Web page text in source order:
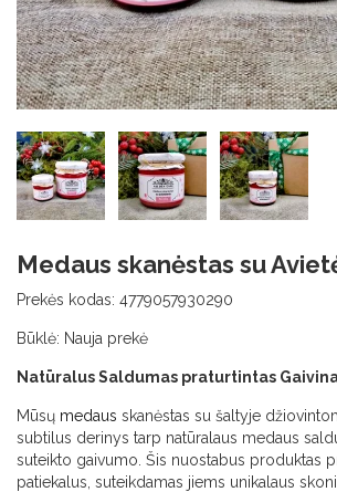
Medaus skanėstas su
Prekės kodas: 4779057930290
Būklė: Nauja prekė
Natūralus Saldumas praturtintas
Mūsų medaus skanėstas su šaltyje
subtilus derinys tarp natūralaus medaus
suteikto gaivumo. Šis nuostabus produktas
patiekalus, suteikdamas jiems unikalaus